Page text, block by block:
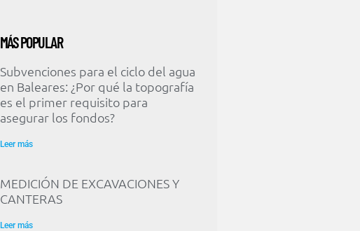
MÁS POPULAR
Subvenciones para el ciclo del agua
en Baleares: ¿Por qué la topografía
es el primer requisito para
asegurar los fondos?
Leer más
MEDICIÓN DE EXCAVACIONES Y
CANTERAS
Leer más